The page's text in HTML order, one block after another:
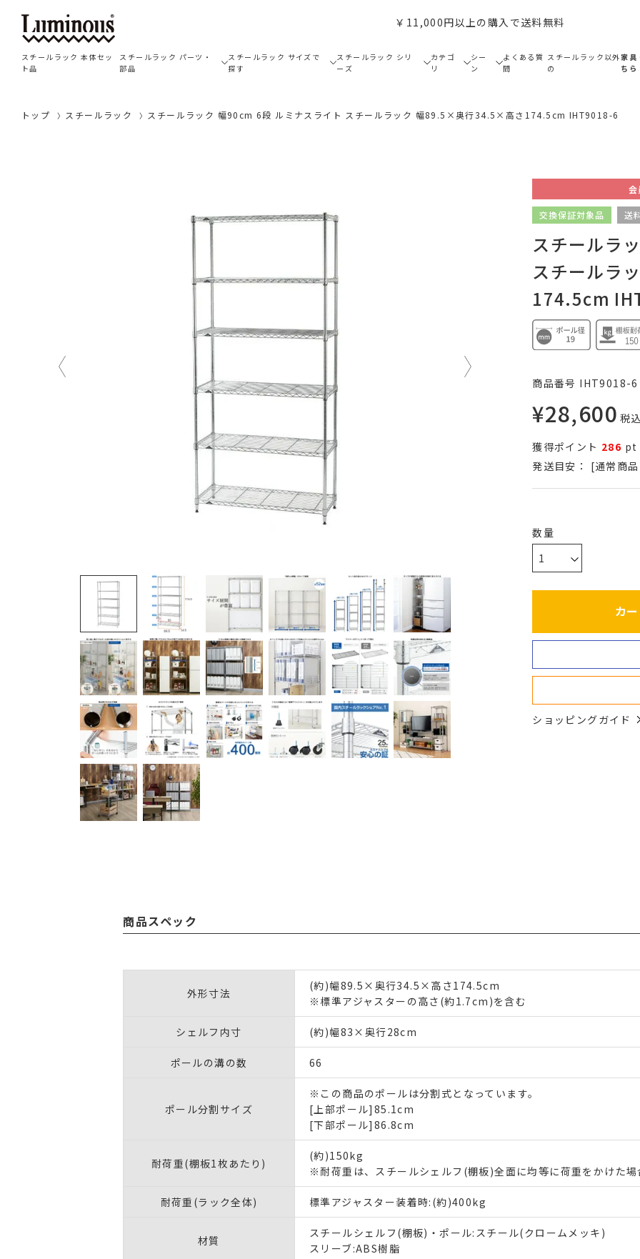
￥11,000円以上の購入で送料無料
スチールラック 本体セッ
ト品
スチールラック パーツ・
部品
スチールラック サイズで
探す
スチールラック シリ
ーズ
カテゴ
リ
シー
ン
よくある質
問
スチールラック以外
の
家具
ちら
トップ スチールラック スチールラック 幅90cm 6段 ルミナスライト スチールラック 幅89.5×奥行34.5×高さ174.5cm IHT9018-6
会
交換保証対象品 送
スチールラ
スチールラ
174.5cm
商品番号 IHT9018-6
¥28,600 税込
獲得ポイント 286 pt
発送目安：
[通常商
カ
ショッピングガイド
商品スペック
外形寸法
(約)幅89.5×奥行34.5×高さ174.5cm
※標準アジャスターの高さ(約1.7cm)を含む
シェルフ内寸 (約)幅83×奥行28cm
ポールの溝の数 66
ポール分割サイズ
※この商品のポールは分割式となっています。
[上部ポール]85.1cm
[下部ポール]86.8cm
耐荷重(棚板1枚あたり)
(約)150kg
※耐荷重は、スチールシェルフ(棚板)全面に均等に荷重をかけた場
耐荷重(ラック全体) 標準アジャスター装着時:(約)400kg
材質
スチールシェルフ(棚板)・ポール:スチール(クロームメッキ)
スリーブ:ABS樹脂